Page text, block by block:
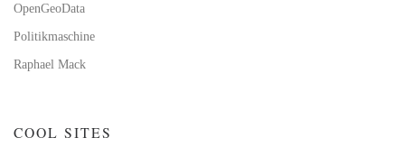
OpenGeoData
Politikmaschine
Raphael Mack
COOL SITES